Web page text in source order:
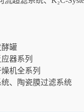
酵罐
器系列
机全系列
、陶瓷膜过滤系统